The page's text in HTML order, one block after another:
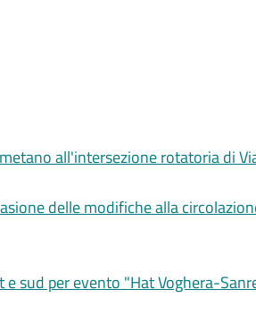
all'intersezione rotatoria di
delle modifiche alla
sud per evento "Hat Voghera-